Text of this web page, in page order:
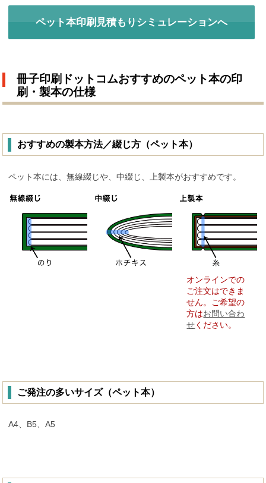
ペット本印刷見積もりシミュレーションへ
冊子印刷ドットコムおすすめのペット本の印
刷・製本の仕様
おすすめの製本方法／綴じ方（ペット本）
ペット本には、無線綴じや、中綴じ、上製本がおすすめです。
オンラインでの
ご注文はできま
せん。ご希望の
方はお問い合わ
せください。
ご発注の多いサイズ（ペット本）
A4、B5、A5